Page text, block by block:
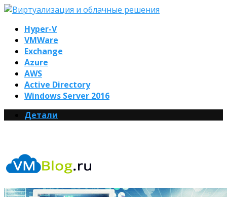
Hyper-V
VMWare
Exchange
Azure
AWS
Active Directory
Windows Server 2016
Детали